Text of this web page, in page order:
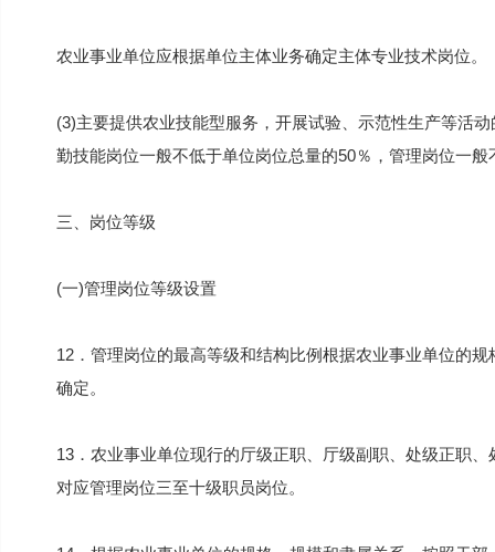
农业事业单位应根据单位主体业务确定主体专业技术岗位。
(3)主要提供农业技能型服务，开展试验、示范性生产等活
勤技能岗位一般不低于单位岗位总量的50％，管理岗位一
三、岗位等级
(一)管理岗位等级设置
12．管理岗位的最高等级和结构比例根据农业事业单位的
确定。
13．农业事业单位现行的厅级正职、厅级副职、处级正职
对应管理岗位三至十级职员岗位。